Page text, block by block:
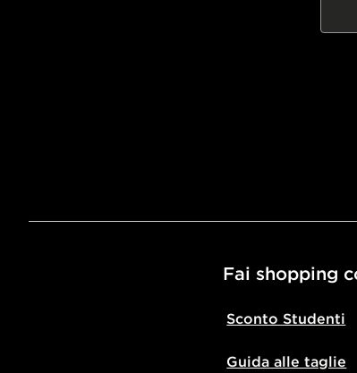
Fai shopping
Sconto Studenti
Guida alle taglie